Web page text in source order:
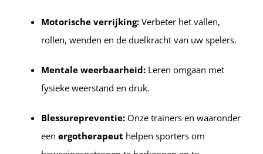
Motorische verrijking:Verbeter het vallen,
rollen, wenden en de duelkracht van uw spelers.
Mentale weerbaarheid:Leren omgaan met
fysieke weerstand en druk.
Blessurepreventie:Onze trainers en waaronder
een ergotherapeut helpen sporters om